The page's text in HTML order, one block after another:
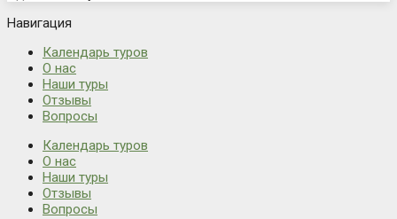
Навигация
Календарь туров
О нас
Наши туры
Отзывы
Вопросы
Календарь туров
О нас
Наши туры
Отзывы
Вопросы